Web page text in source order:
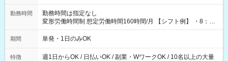
勤務時間
勤務時間は指定なし
変形労働時間制 想定労働時間160時間/月 【シフト例】 ・8：00
～21：00
期間 単発・1日のみOK
特徴
週1日からOK / 日払いOK / 副業・WワークOK / 10名以上の大量